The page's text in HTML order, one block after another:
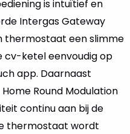
is intuïtief en
Intergas Gateway
thermostaat een slimme
cv-ketel eenvoudig op
app. Daarnaast
Round Modulation
continu aan bij de
thermostaat wordt